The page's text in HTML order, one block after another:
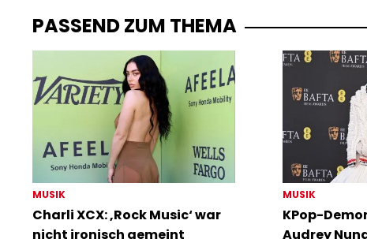
PASSEND ZUM THEMA
MUSIK
Charli XCX: ‚Rock Music‘ war
nicht ironisch gemeint
MUSIK
KPop-
Audrey